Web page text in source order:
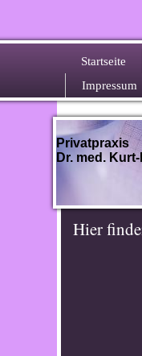
Startseite
Impressum
Privatpraxis
Dr. med.
Hier